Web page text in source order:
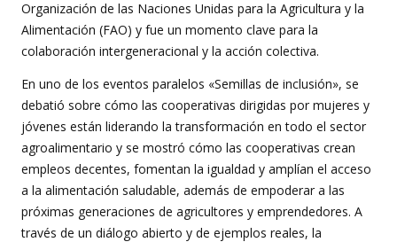
Organización de las Naciones Unidas para la Agricultura y la
Alimentación (FAO) y fue un momento clave para la
colaboración intergeneracional y la acción colectiva.
En uno de los eventos paralelos «Semillas de inclusión», se
debatió sobre cómo las cooperativas dirigidas por mujeres y
jóvenes están liderando la transformación en todo el sector
agroalimentario y se mostró cómo las cooperativas crean
empleos decentes, fomentan la igualdad y amplían el acceso
a la alimentación saludable, además de empoderar a las
próximas generaciones de agricultores y emprendedores. A
través de un diálogo abierto y de ejemplos reales, la